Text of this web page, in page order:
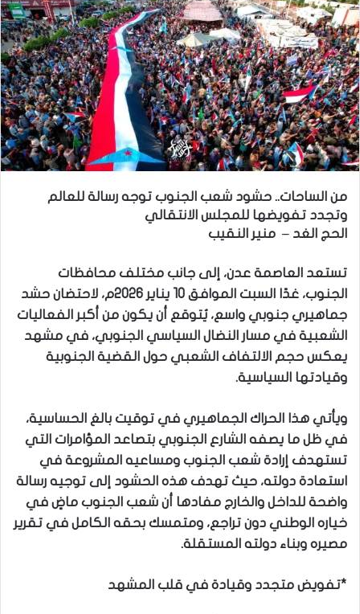
من الساحات.. حشود شعب الجنوب توجه رسالة للعالم
وتجدد تفويضها للمجلس الانتقالي
الحج الغد – منير النقيب
تستعد العاصمة عدن، إلى جانب مختلف محافظات
الجنوب، غدًا السبت الموافق 10 يناير 2026م، لاحتضان حشد
جماهيري جنوبي واسع، يُتوقع أن يكون من أكبر الفعاليات
الشعبية في مسار النضال السياسي الجنوبي، في مشهد
يعكس حجم الالتفاف الشعبي حول القضية الجنوبية
وقيادتها السياسية.
ويأتي هذا الحراك الجماهيري في توقيت بالغ الحساسية،
في ظل ما يصفه الشارع الجنوبي بتصاعد المؤامرات التي
تستهدف إرادة شعب الجنوب ومساعيه المشروعة في
استعادة دولته، حيث تهدف هذه الحشود إلى توجيه رسالة
واضحة للداخل والخارج مفادها أن شعب الجنوب ماضٍ في
خياره الوطني دون تراجع، ومتمسك بحقه الكامل في تقرير
مصيره وبناء دولته المستقلة.
*تفويض متجدد وقيادة في قلب المشهد